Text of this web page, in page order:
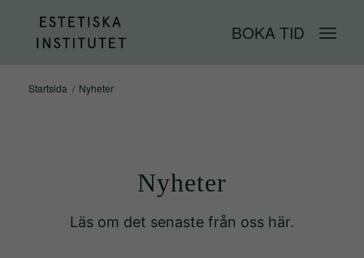
BOKA TID
Startsida / Nyheter
Nyheter
Läs om det senaste från oss här.